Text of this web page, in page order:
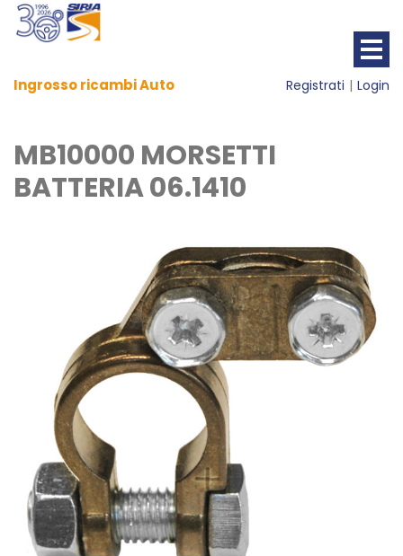
Ingrosso ricambi Auto Registrati Login
MB10000 MORSETTI
BATTERIA 06.1410